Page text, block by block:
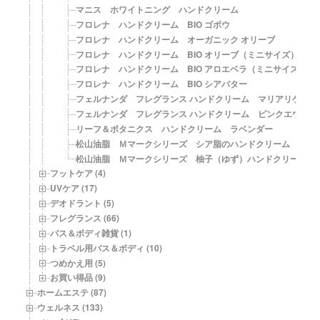
マニス ホワイトニング ハンドクリーム
フロレナ ハンドクリーム BIO ゴボウ
フロレナ ハンドクリーム オーガニック オリーブ
フロレナ ハンドクリーム BIO オリーブ（ミニサイズ）
フロレナ ハンドクリーム BIO アロエベラ（ミニサイズ）
フロレナ ハンドクリーム BIO シアバター
フェルナンダ フレグランス ハンドクリーム マリアリゲル
フェルナンダ フレグランス ハンドクリーム ピンクエウフォ
リーフ＆ボタニクス ハンドクリーム ラベンダー
松山油脂 Ｍマークシリーズ シア脂のハンドクリーム
松山油脂 Ｍマークシリーズ 柚子（ゆず）ハンドクリーム
フットケア (4)
UVケア (17)
デオドラント (5)
フレグランス (66)
バス＆ボディ雑貨 (1)
トラベル用バス＆ボディ (10)
つめかえ用 (5)
お買い得品 (9)
ホームエステ (87)
ウェルネス (133)